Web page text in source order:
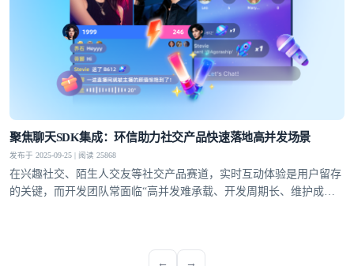
聚焦聊天SDK集成：环信助力社交产品快速落地高并发场景
发布于 2025-09-25 | 阅读 25868
在兴趣社交、陌生人交友等社交产品赛道，实时互动体验是用户留存
的关键，而开发团队常面临“高并发难承载、开发周期长、维护成本
←
→